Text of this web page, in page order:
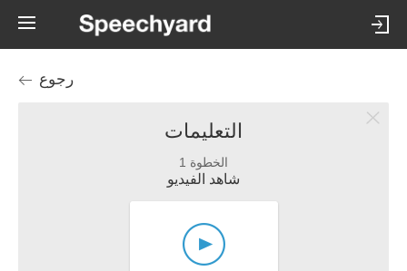
رجوع
التعليمات
الخطوة 1
شاهد الفيديو